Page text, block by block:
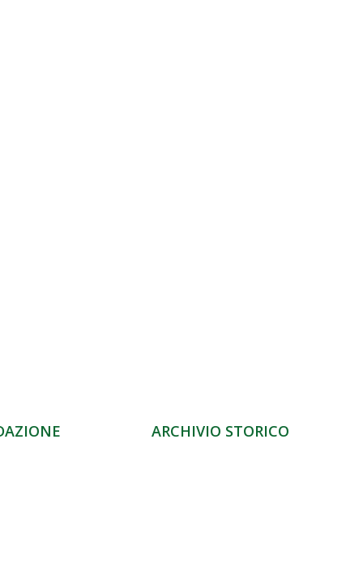
ARCHIVIO STORICO